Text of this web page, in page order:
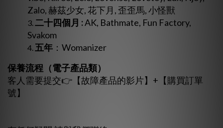
Zalo, 赫茲少女, 花下月, 歪歪馬, 小怪獸
二十四個月 :AK, Bathmate, Fun Factory,
Svakom
五年 ：Womanizer
保養流程（電子產品類）
客人需要提交👉【故障產品的影片】+【購買訂單
號】